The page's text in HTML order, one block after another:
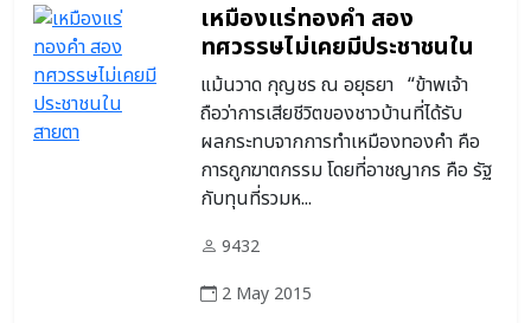
เหมืองแร่ทองคำ สอง
ทศวรรษไม่เคยมีประชาชนใน
สายตา
แม้นวาด กุญชร ณ อยุธยา “ข้าพเจ้า
ถือว่าการเสียชีวิตของชาวบ้านที่ได้รับ
ผลกระทบจากการทำเหมืองทองคำ คือ
การถูกฆาตกรรม โดยที่อาชญากร คือ รัฐ
กับทุนที่รวมห...
9432
2 May 2015